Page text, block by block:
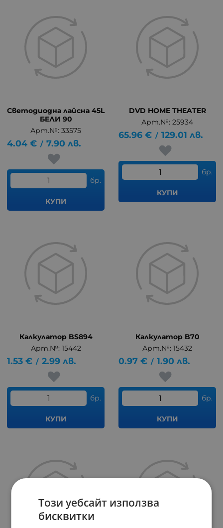
Светодиодна лайсна 45L
БЕЛИ 90
Арт.№: 33575
4.04 € / 7.90 лв.
бр.
КУПИ
DVD HOME THEATER
Арт.№: 25934
65.96 € / 129.01 лв.
бр.
КУПИ
Калкулатор BS894
Арт.№: 15442
1.53 € / 2.99 лв.
бр.
КУПИ
Калкулатор B70
Арт.№: 15432
0.97 € / 1.90 лв.
бр.
КУПИ
Този уебсайт използва
бисквитки